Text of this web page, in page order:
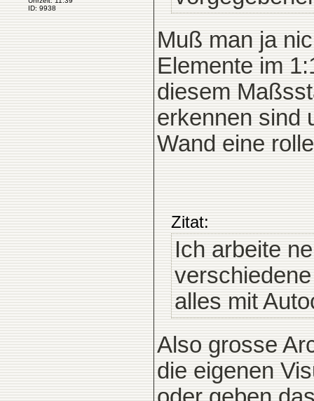
ID: 9938
Muß man ja
Elemente im
diesem
erkennen sind
Wand eine
Zitat:
Ich arbeite
alles mit
Also grosse
die eigenen